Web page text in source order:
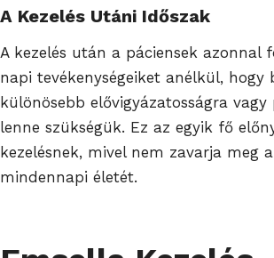
A Kezelés Utáni Időszak
A kezelés után a páciensek azonnal
napi tevékenységeiket anélkül, hogy
különösebb elővigyázatosságra vagy
lenne szükségük. Ez az egyik fő
kezelésnek, mivel nem zavarja meg
mindennapi életét.